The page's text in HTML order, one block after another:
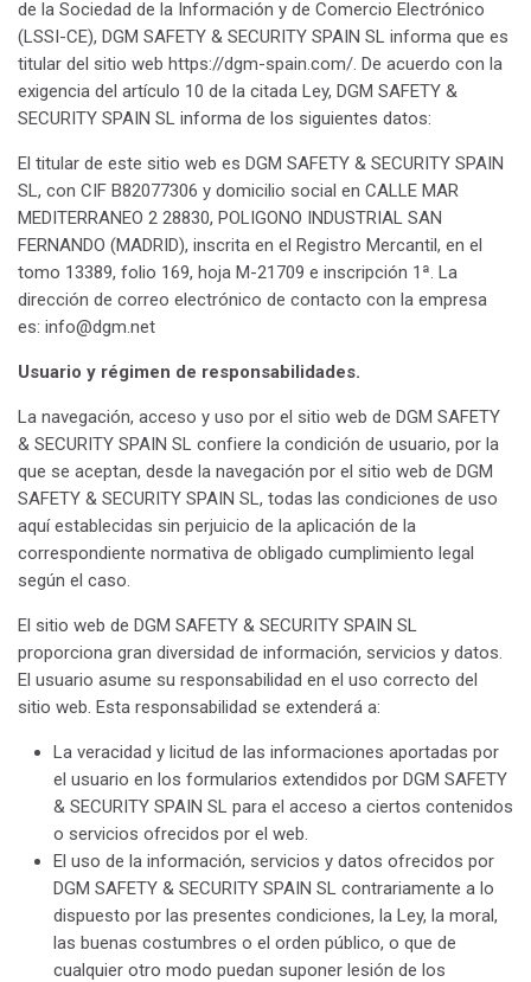
de la Sociedad de la Información y de Comercio Electrónico
(LSSI-CE), DGM SAFETY & SECURITY SPAIN SL informa que es
titular del sitio web https://dgm-spain.com/. De acuerdo con la
exigencia del artículo 10 de la citada Ley, DGM SAFETY &
SECURITY SPAIN SL informa de los siguientes datos:
El titular de este sitio web es DGM SAFETY & SECURITY SPAIN
SL, con CIF B82077306 y domicilio social en CALLE MAR
MEDITERRANEO 2 28830, POLIGONO INDUSTRIAL SAN
FERNANDO (MADRID), inscrita en el Registro Mercantil, en el
tomo 13389, folio 169, hoja M-21709 e inscripción 1ª. La
dirección de correo electrónico de contacto con la empresa
es: info@dgm.net
Usuario y régimen de responsabilidades.
La navegación, acceso y uso por el sitio web de DGM SAFETY
& SECURITY SPAIN SL confiere la condición de usuario, por la
que se aceptan, desde la navegación por el sitio web de DGM
SAFETY & SECURITY SPAIN SL, todas las condiciones de uso
aquí establecidas sin perjuicio de la aplicación de la
correspondiente normativa de obligado cumplimiento legal
según el caso.
El sitio web de DGM SAFETY & SECURITY SPAIN SL
proporciona gran diversidad de información, servicios y datos.
El usuario asume su responsabilidad en el uso correcto del
sitio web. Esta responsabilidad se extenderá a:
La veracidad y licitud de las informaciones aportadas por
el usuario en los formularios extendidos por DGM SAFETY
& SECURITY SPAIN SL para el acceso a ciertos contenidos
o servicios ofrecidos por el web.
El uso de la información, servicios y datos ofrecidos por
DGM SAFETY & SECURITY SPAIN SL contrariamente a lo
dispuesto por las presentes condiciones, la Ley, la moral,
las buenas costumbres o el orden público, o que de
cualquier otro modo puedan suponer lesión de los